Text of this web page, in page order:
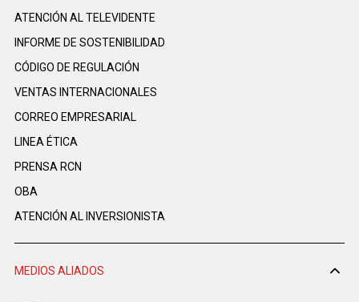
ATENCIÓN AL TELEVIDENTE
INFORME DE SOSTENIBILIDAD
CÓDIGO DE REGULACIÓN
VENTAS INTERNACIONALES
CORREO EMPRESARIAL
LINEA ÉTICA
PRENSA RCN
OBA
ATENCIÓN AL INVERSIONISTA
MEDIOS ALIADOS